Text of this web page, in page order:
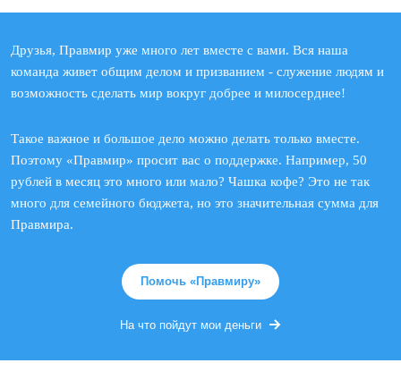
Друзья, Правмир уже много лет вместе с вами. Вся наша
команда живет общим делом и призванием - служение людям и
возможность сделать мир вокруг добрее и милосерднее!
Такое важное и большое дело можно делать только вместе.
Поэтому «Правмир» просит вас о поддержке. Например, 50
рублей в месяц это много или мало? Чашка кофе? Это не так
много для семейного бюджета, но это значительная сумма для
Правмира.
Помочь «Правмиру»
На что пойдут мои деньги